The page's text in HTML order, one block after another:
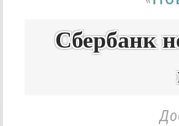
Сбербанк